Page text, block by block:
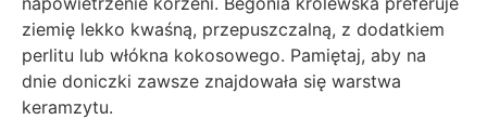
ziemię lekko kwaśną, przepuszczalną, z dodatkiem
perlitu lub włókna kokosowego. Pamiętaj, aby na
dnie doniczki zawsze znajdowała się warstwa
keramzytu.